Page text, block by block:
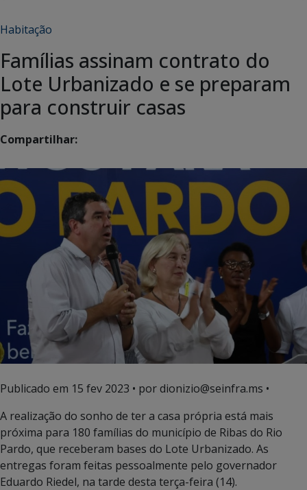
Habitação
Famílias assinam contrato do
Lote Urbanizado e se preparam
para construir casas
Compartilhar:
Publicado em 15 fev 2023 • por dionizio@seinfra.ms •
A realização do sonho de ter a casa própria está mais
próxima para 180 famílias do município de Ribas do Rio
Pardo, que receberam bases do Lote Urbanizado. As
entregas foram feitas pessoalmente pelo governador
Eduardo Riedel, na tarde desta terça-feira (14).